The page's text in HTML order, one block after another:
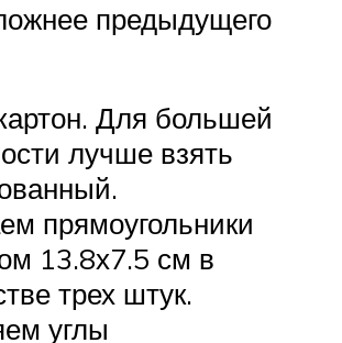
предыдущего
Для большей
лучше взять
прямоугольники
13.8х7.5 см в
трех штук.
углы